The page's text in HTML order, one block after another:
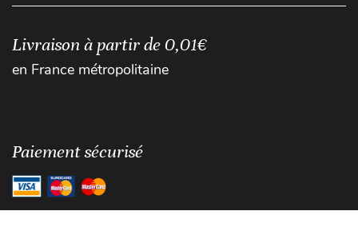
Livraison à partir de 0,01€
en France métropolitaine
Paiement sécurisé